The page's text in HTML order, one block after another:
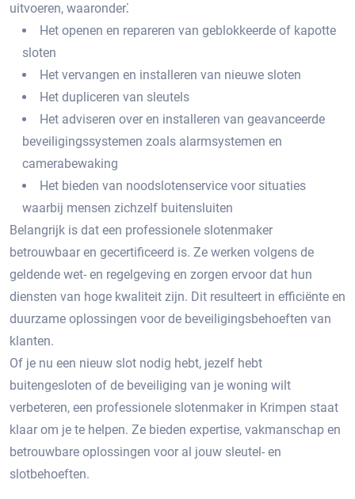
uitvoeren, waaronder⁚
Het openen en repareren van geblokkeerde of kapotte
sloten
Het vervangen en installeren van nieuwe sloten
Het dupliceren van sleutels
Het adviseren over en installeren van geavanceerde
beveiligingssystemen zoals alarmsystemen en
camerabewaking
Het bieden van noodslotenservice voor situaties
waarbij mensen zichzelf buitensluiten
Belangrijk is dat een professionele slotenmaker
betrouwbaar en gecertificeerd is.​ Ze werken volgens de
geldende wet- en regelgeving en zorgen ervoor dat hun
diensten van hoge kwaliteit zijn.​ Dit resulteert in efficiënte en
duurzame oplossingen voor de beveiligingsbehoeften van
klanten.​
Of je nu een nieuw slot nodig hebt, jezelf hebt
buitengesloten of de beveiliging van je woning wilt
verbeteren, een professionele slotenmaker in Krimpen staat
klaar om je te helpen.​ Ze bieden expertise, vakmanschap en
betrouwbare oplossingen voor al jouw sleutel- en
slotbehoeften.​